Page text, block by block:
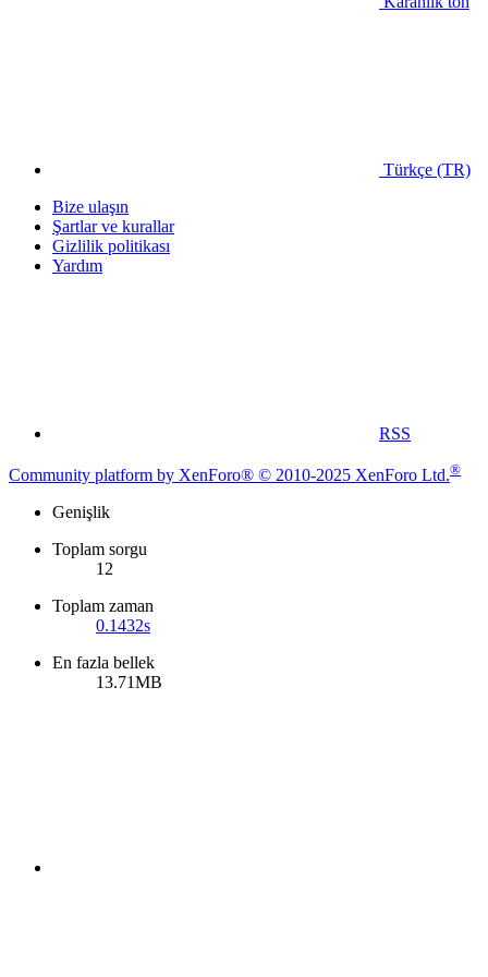
Türkçe (TR)
Bize ulaşın
Şartlar ve kurallar
Gizlilik politikası
Yardım
RSS
Community platform by XenForo® © 2010-2025 XenForo Ltd.®
Genişlik
Toplam sorgu
12
Toplam zaman
0.1432s
En fazla bellek
13.71MB